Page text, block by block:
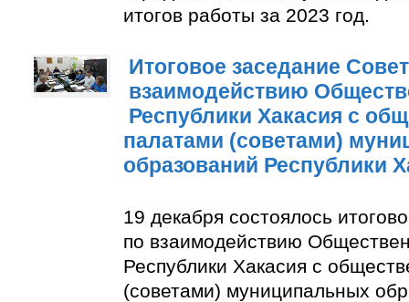
итогов работы за 2023 год.
Итоговое заседание
взаимодействию
Республики Хакасия с
палатами (советами)
образований Республики
19 декабря состоялось
по взаимодействию
Республики Хакасия с
(советами) муниципальных